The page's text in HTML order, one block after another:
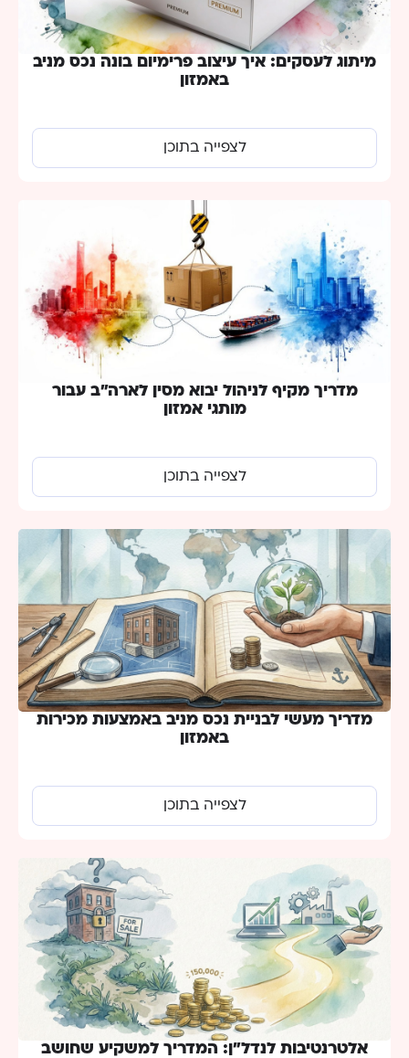
מיתוג לעסקים: איך עיצוב פרימיום בונה נכס מניב
באמזון
לצפייה בתוכן
מדריך מקיף לניהול יבוא מסין לארה”ב עבור
מותגי אמזון
לצפייה בתוכן
מדריך מעשי לבניית נכס מניב באמצעות מכירות
באמזון
לצפייה בתוכן
אלטרנטיבות לנדל”ן: המדריך למשקיע שחושב